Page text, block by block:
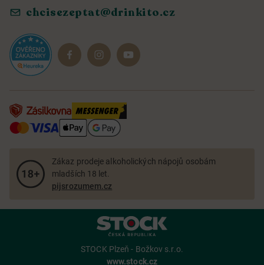
Reklamace a vrácení
Dárkové sady
chcisezeptat@drinkito.cz
Zákaz prodeje alkoholických nápojů osobám
mladších 18 let.
pijsrozumem.cz
STOCK Plzeň - Božkov s.r.o.
www.stock.cz